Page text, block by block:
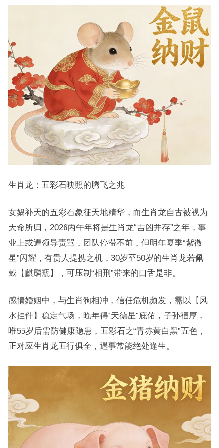
生肖龙：五彩石映照的腾飞之兆
女娲补天的五彩石象征天地精华，而生肖龙自古被视为
天命所归，2026丙午年将是生肖龙“吉凶并存”之年，事
业上或遭领导责骂，团队停滞不前，但明年夏季“紫微
星”闪耀，有贵人提携之机，30岁至50岁的生肖龙若佩
戴【麒麟瓶】，可压制“相刑”带来的口舌是非。
感情婚姻中，与生肖狗相冲，信任危机频发，需以【风
水挂件】稳定气场，晚年得“天德星”庇佑，子孙福厚，
唯55岁后需防健康隐患，五彩石之“青赤黄白黑”五色，
正对应生肖龙五行俱全，遇事常能绝处逢生。